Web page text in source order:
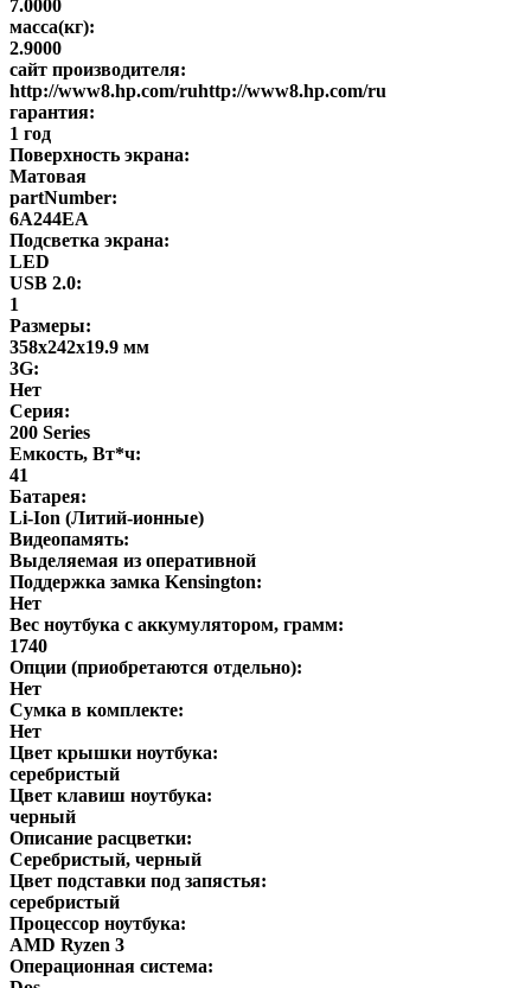
7.0000
масса(кг):
2.9000
сайт производителя:
http://www8.hp.com/ruhttp://www8.hp.com/ru
гарантия:
1 год
Поверхность экрана:
Матовая
partNumber:
6A244EA
Подсветка экрана:
LED
USB 2.0:
1
Размеры:
358х242х19.9 мм
3G:
Нет
Серия:
200 Series
Емкость, Вт*ч:
41
Батарея:
Li-Ion (Литий-ионные)
Видеопамять:
Выделяемая из оперативной
Поддержка замка Kensington:
Нет
Вес ноутбука с аккумулятором, грамм:
1740
Опции (приобретаются отдельно):
Нет
Сумка в комплекте:
Нет
Цвет крышки ноутбука:
серебристый
Цвет клавиш ноутбука:
черный
Описание расцветки:
Серебристый, черный
Цвет подставки под запястья:
серебристый
Процессор ноутбука:
AMD Ryzen 3
Операционная система: